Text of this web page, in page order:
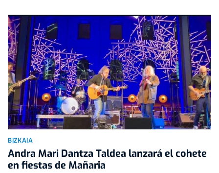
BIZKAIA
Andra Mari Dantza Taldea lanzará el cohete
en fiestas de Mañaria